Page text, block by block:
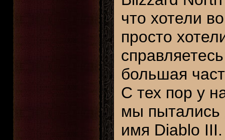
что хотели
просто
большая
С тех пор у
мы пытались
имя Diablo III.